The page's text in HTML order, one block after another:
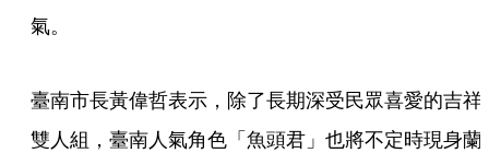
氣。
臺南市長黃偉哲表示，除了長期深受民眾喜愛的吉祥
雙人組，臺南人氣角色「魚頭君」也將不定時現身蘭